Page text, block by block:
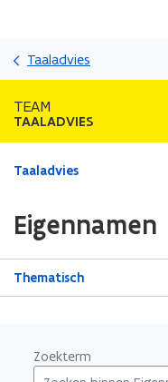
Taaladvies
TEAM
TAALADVIES
Gedaan
bevindt
zich
op:
Eigennamen
Taaladvies
Eigennamen
Thematisch
Zoekterm